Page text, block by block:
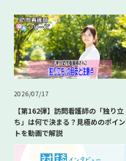
2026/07/17
【第162弾】訪問看護師の「独り立
ち」は何で決まる？見極めのポイン
トを動画で解説